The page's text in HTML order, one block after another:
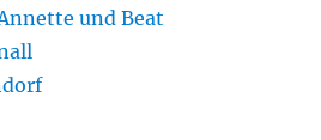
und Beat